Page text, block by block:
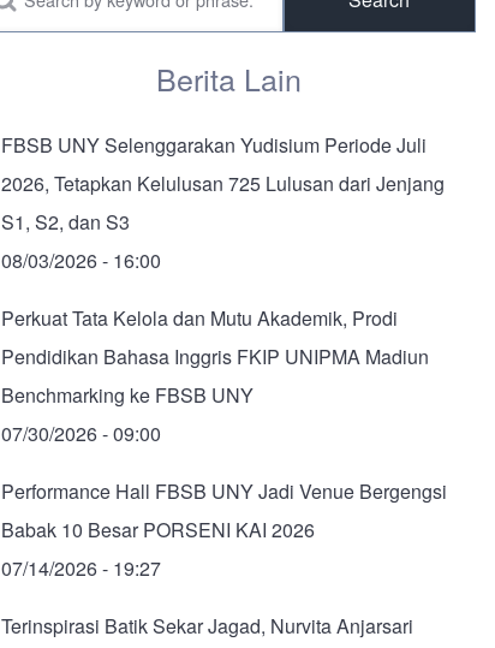
Berita Lain
FBSB UNY Selenggarakan Yudisium Periode Juli
2026, Tetapkan Kelulusan 725 Lulusan dari Jenjang
S1, S2, dan S3
08/03/2026 - 16:00
Perkuat Tata Kelola dan Mutu Akademik, Prodi
Pendidikan Bahasa Inggris FKIP UNIPMA Madiun
Benchmarking ke FBSB UNY
07/30/2026 - 09:00
Performance Hall FBSB UNY Jadi Venue Bergengsi
Babak 10 Besar PORSENI KAI 2026
07/14/2026 - 19:27
Terinspirasi Batik Sekar Jagad, Nurvita Anjarsari